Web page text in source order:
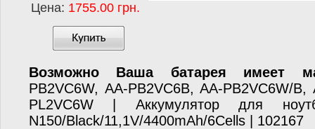
Цена: 1755.00 грн.
Возможно Ваша батарея имеет
PB2VC6W, AA-PB2VC6B, AA-PB2VC6W/B,
PL2VC6W | Аккумулятор для
N150/Black/11,1V/4400mAh/6Cells | 102167